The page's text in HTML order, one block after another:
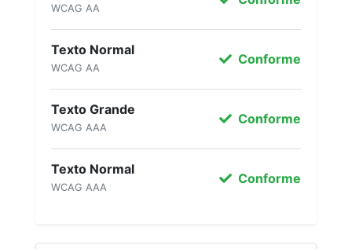
WCAG AA
Texto Normal
WCAG AA
Conforme
Texto Grande
WCAG AAA
Conforme
Texto Normal
WCAG AAA
Conforme